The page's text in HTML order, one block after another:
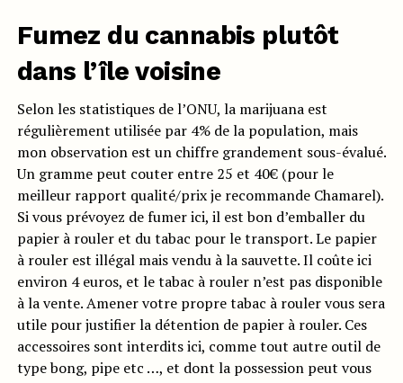
Fumez du cannabis plutôt
dans l’île voisine
Selon les statistiques de l’ONU, la marijuana est
régulièrement utilisée par 4% de la population, mais
mon observation est un chiffre grandement sous-évalué.
Un gramme peut couter entre 25 et 40€ (pour le
meilleur rapport qualité/prix je recommande Chamarel).
Si vous prévoyez de fumer ici, il est bon d’emballer du
papier à rouler et du tabac pour le transport. Le papier
à rouler est illégal mais vendu à la sauvette. Il coûte ici
environ 4 euros, et le tabac à rouler n’est pas disponible
à la vente. Amener votre propre tabac à rouler vous sera
utile pour justifier la détention de papier à rouler. Ces
accessoires sont interdits ici, comme tout autre outil de
type bong, pipe etc …, et dont la possession peut vous